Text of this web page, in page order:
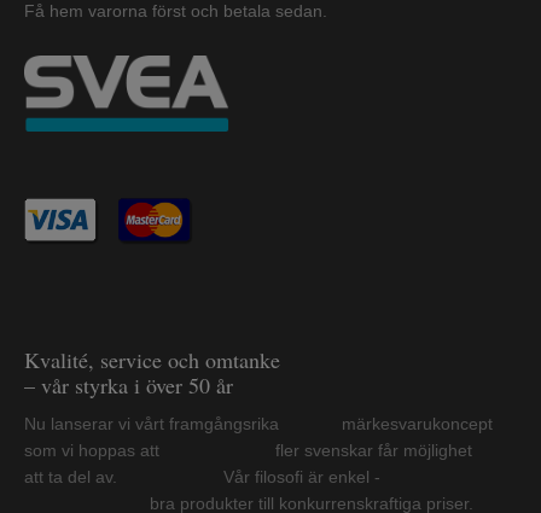
Få hem varorna först och betala sedan.
Kvalité, service och omtanke
– vår styrka i över 50 år
Nu lanserar vi vårt framgångsrika märkesvarukoncept
som vi hoppas att fler svenskar får möjlighet
att ta del av. Vår filosofi är enkel -
bra produkter till konkurrenskraftiga priser.